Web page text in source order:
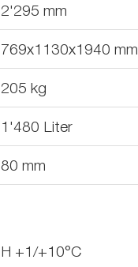
2'295 mm
769x1130x1940 mm
205 kg
1'480 Liter
80 mm
H +1/+10°C